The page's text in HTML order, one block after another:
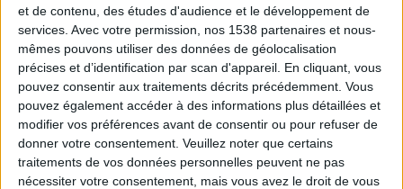
et de contenu, des études d'audience et le développement de
services. Avec votre permission, nos 1538 partenaires et nous-
mêmes pouvons utiliser des données de géolocalisation
précises et d’identification par scan d'appareil. En cliquant, vous
pouvez consentir aux traitements décrits précédemment. Vous
pouvez également accéder à des informations plus détaillées et
modifier vos préférences avant de consentir ou pour refuser de
donner votre consentement. Veuillez noter que certains
traitements de vos données personnelles peuvent ne pas
nécessiter votre consentement, mais vous avez le droit de vous
En règle générale, les aliments producteurs d'acides
sont : les viandes, les poissons, la volaille, les œufs,
les céréales et les légumineuses.